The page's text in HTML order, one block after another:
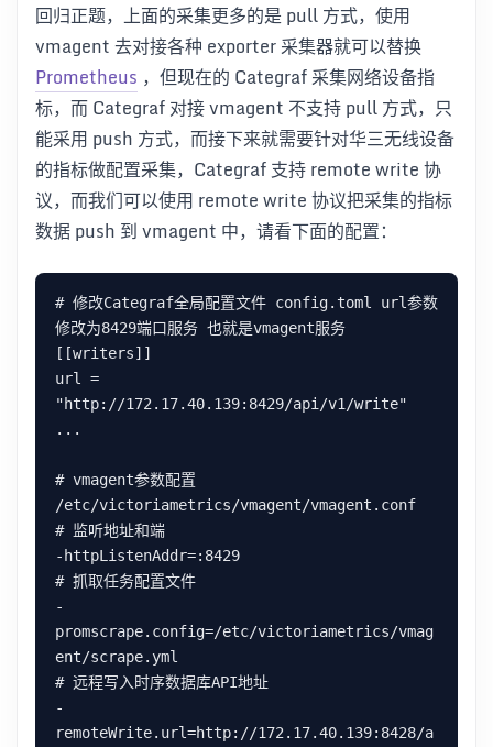
回归正题，上面的采集更多的是 pull 方式，使用
vmagent 去对接各种 exporter 采集器就可以替换
Prometheus ，但现在的 Categraf 采集网络设备指
标，而 Categraf 对接 vmagent 不支持 pull 方式，只
能采用 push 方式，而接下来就需要针对华三无线设备
的指标做配置采集，Categraf 支持 remote write 协
议，而我们可以使用 remote write 协议把采集的指标
数据 push 到 vmagent 中，请看下面的配置：
# 修改Categraf全局配置文件 config.toml url参数
修改为8429端口服务 也就是vmagent服务
[[writers]]
url =
"http://172.17.40.139:8429/api/v1/write"
...
# vmagent参数配置
/etc/victoriametrics/vmagent/vmagent.conf
# 监听地址和端
-httpListenAddr=:8429
# 抓取任务配置文件
-
promscrape.config=/etc/victoriametrics/vmag
ent/scrape.yml
# 远程写入时序数据库API地址
-
remoteWrite.url=http://172.17.40.139:8428/a